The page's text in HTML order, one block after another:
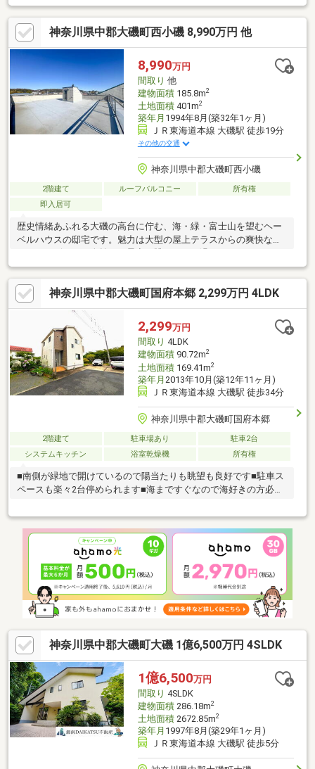
た場合に適用※保証内容の制限・保証限度額の設定あり【設備ト
ラブルの問い合わせを24時間受付対応】成約されたお客様には、
突発的な設備トラブルに対応する「駆けつけ」サービスを提供し
ております。24時間365日コールセンター対応！30分以内の一次
応急処置を無料にて行います。※対象期間：物件引き渡し日から1
年後の月末まで※対象者・対象設備・その他諸条件あり
神奈川県中郡大磯町西小磯 8,990万円 他
8,990万円
間取り 他
建物面積185.8m2
土地面積401m2
築年月 1994年8月(築32年1ヶ月)
ＪＲ東海道本線 大磯駅 徒歩19分
その他の交通
神奈川県中郡大磯町西小磯
2階建て ルーフバルコニー
所有権
即入居可
歴史情緒あふれる大磯の高台に佇む、海・緑・富士山を望むヘー
ベルハウスの邸宅です。魅力は大型の屋上テラスからの爽快なオ
日常を特別な時間へと変えてくれます。ボリュームのある建物は
マイホームとしての利用はもちろん、二世帯住宅やセカンドハウ
スなど様々なライフスタイルに対応できます。広い敷地を活かし
たガレージハウスやガーデンハウスにすることも。お好みでリフ
ォームやリノベーションを施すのもおすすめです。ご内覧の際
は、この雄大な自然あふれるパノラマビューを存分にご体感くだ
さい。
神奈川県中郡大磯町国府本郷 2,299万円 4LDK
2,299万円
間取り 4LDK
建物面積90.72m2
土地面積169.41m2
築年月 2013年10月(築12年11ヶ月)
ＪＲ東海道本線 大磯駅 徒歩34分
神奈川県中郡大磯町国府本郷
2階建て 駐車場あり
駐車2台
システムキッチン
浴室乾燥機 所有権
■南側が緑地で開けているので陽当たりも眺望も良好です■駐車ス
ペースも楽々2台停められます■海まですぐなので海好きの方必見
神奈川県中郡大磯町大磯 1億6,500万円 4SLDK
1億6,500万円
間取り 4SLDK
建物面積286.18m2
土地面積2672.85m2
築年月 1997年8月(築29年1ヶ月)
ＪＲ東海道本線 大磯駅 徒歩5分